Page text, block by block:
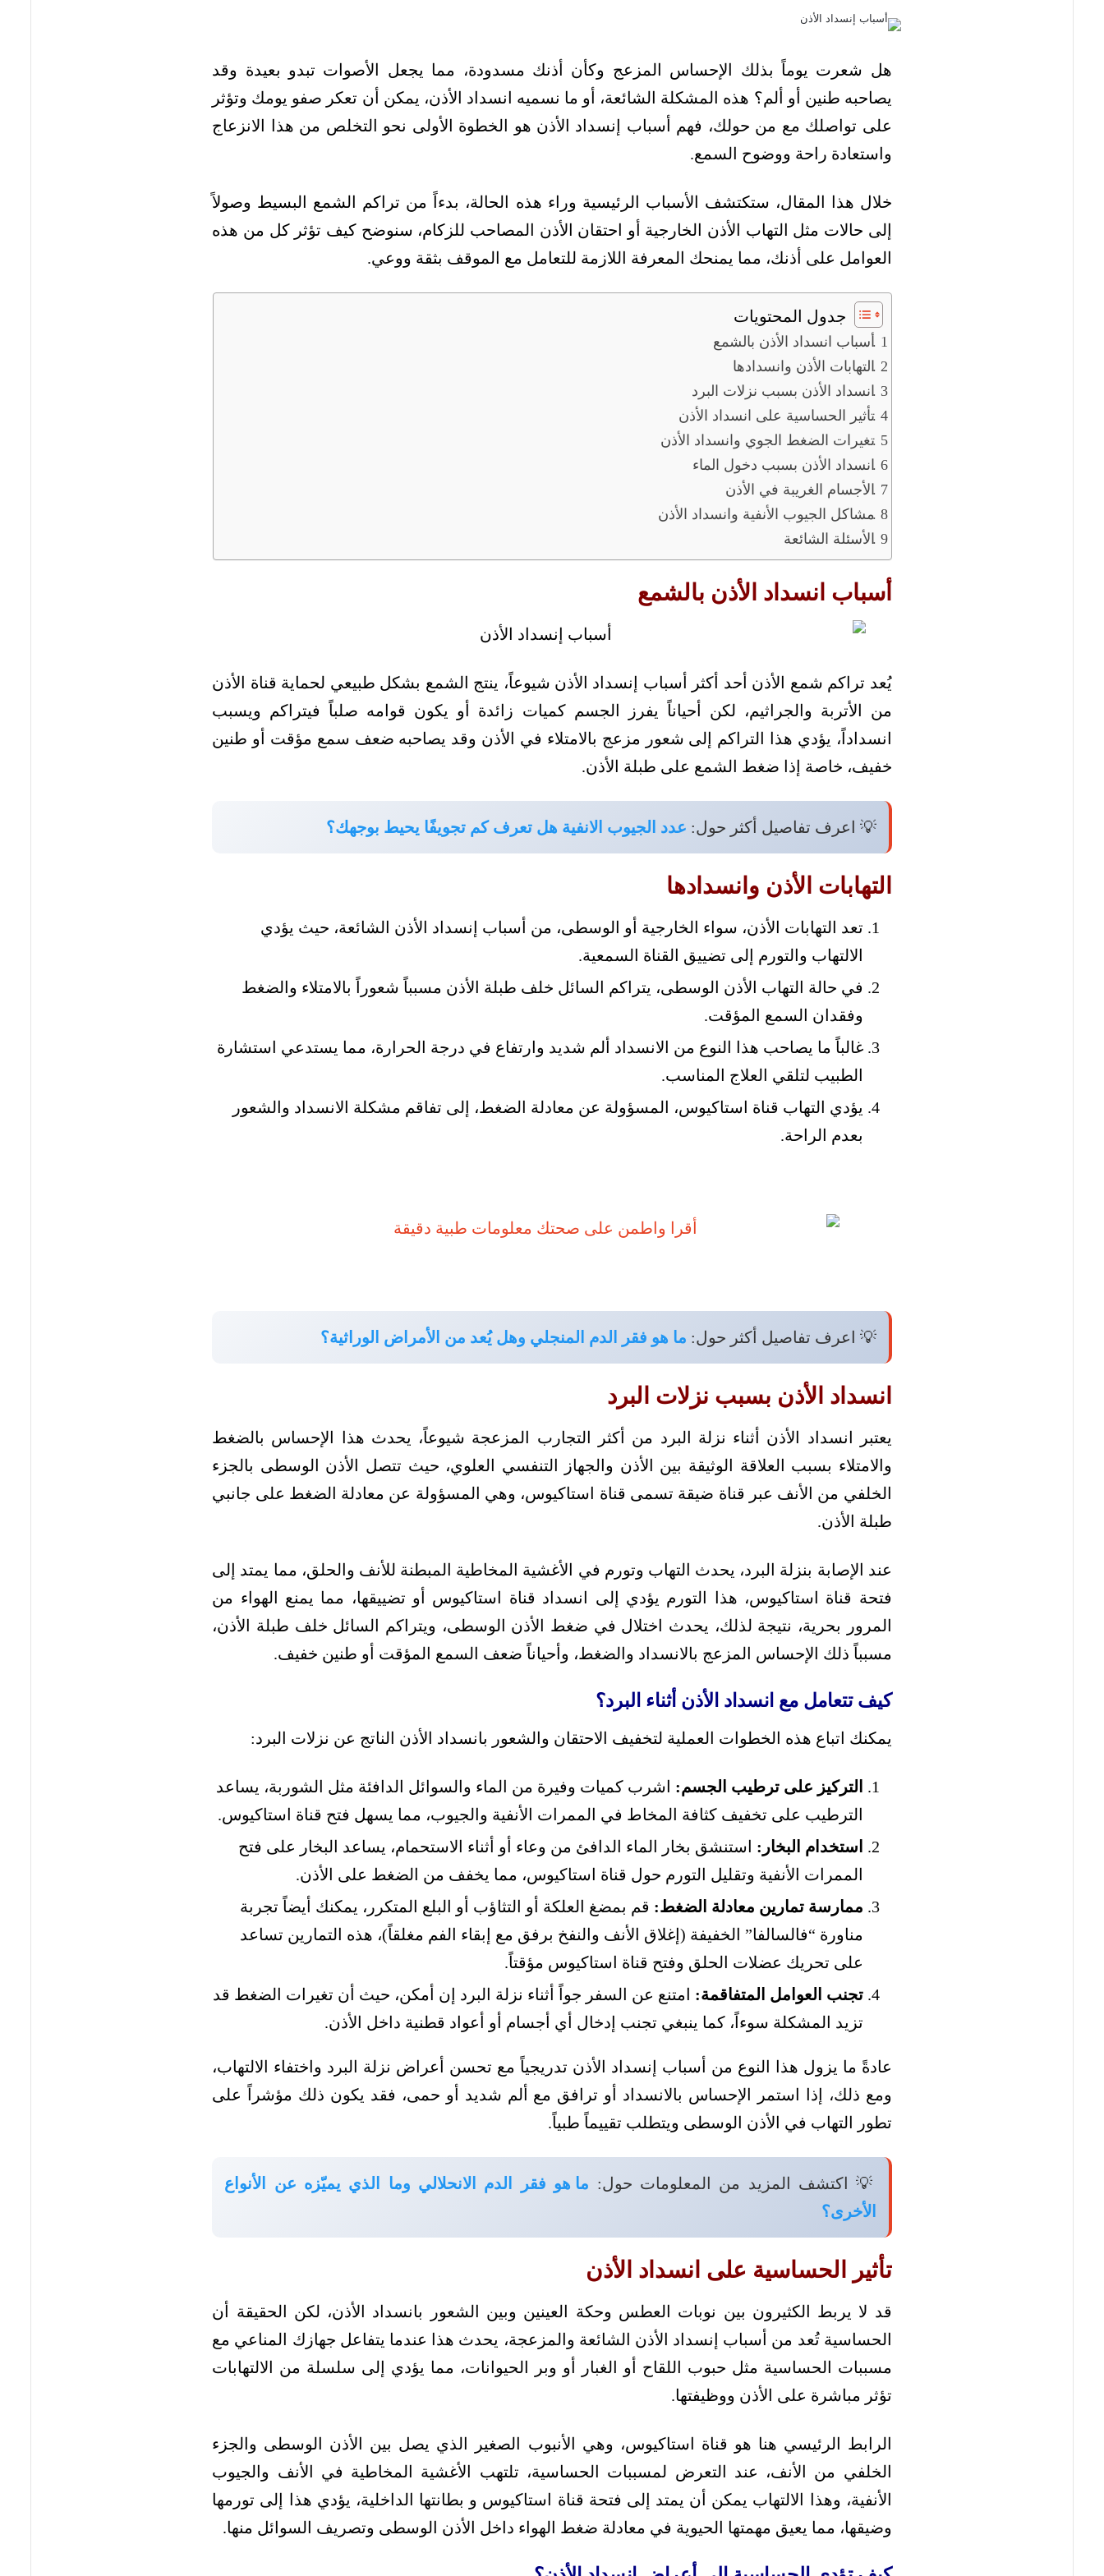
هل شعرت يوماً بذلك الإحساس المزعج وكأن أذنك مسدودة، مما يجعل الأصوات تبدو بعيدة وقد
يصاحبه طنين أو ألم؟ هذه المشكلة الشائعة، أو ما نسميه انسداد الأذن، يمكن أن تعكر صفو يومك وتؤثر
على تواصلك مع من حولك، فهم أسباب إنسداد الأذن هو الخطوة الأولى نحو التخلص من هذا الانزعاج
واستعادة راحة ووضوح السمع.
خلال هذا المقال، ستكتشف الأسباب الرئيسية وراء هذه الحالة، بدءاً من تراكم الشمع البسيط وصولاً
إلى حالات مثل التهاب الأذن الخارجية أو احتقان الأذن المصاحب للزكام، سنوضح كيف تؤثر كل من هذه
العوامل على أذنك، مما يمنحك المعرفة اللازمة للتعامل مع الموقف بثقة ووعي.
جدول المحتويات
أسباب انسداد الأذن بالشمع
التهابات الأذن وانسدادها
انسداد الأذن بسبب نزلات البرد
تأثير الحساسية على انسداد الأذن
تغيرات الضغط الجوي وانسداد الأذن
انسداد الأذن بسبب دخول الماء
الأجسام الغريبة في الأذن
مشاكل الجيوب الأنفية وانسداد الأذن
الأسئلة الشائعة
أسباب انسداد الأذن بالشمع
يُعد تراكم شمع الأذن أحد أكثر أسباب إنسداد الأذن شيوعاً، ينتج الشمع بشكل طبيعي لحماية قناة الأذن
من الأتربة والجراثيم، لكن أحياناً يفرز الجسم كميات زائدة أو يكون قوامه صلباً فيتراكم ويسبب
انسداداً، يؤدي هذا التراكم إلى شعور مزعج بالامتلاء في الأذن وقد يصاحبه ضعف سمع مؤقت أو طنين
خفيف، خاصة إذا ضغط الشمع على طبلة الأذن.
💡 اعرف تفاصيل أكثر حول: عدد الجيوب الانفية هل تعرف كم تجويفًا يحيط بوجهك؟
التهابات الأذن وانسدادها
تعد التهابات الأذن، سواء الخارجية أو الوسطى، من أسباب إنسداد الأذن الشائعة، حيث يؤدي
الالتهاب والتورم إلى تضييق القناة السمعية.
في حالة التهاب الأذن الوسطى، يتراكم السائل خلف طبلة الأذن مسبباً شعوراً بالامتلاء والضغط
وفقدان السمع المؤقت.
غالباً ما يصاحب هذا النوع من الانسداد ألم شديد وارتفاع في درجة الحرارة، مما يستدعي استشارة
الطبيب لتلقي العلاج المناسب.
يؤدي التهاب قناة استاكيوس، المسؤولة عن معادلة الضغط، إلى تفاقم مشكلة الانسداد والشعور
بعدم الراحة.
💡 اعرف تفاصيل أكثر حول: ما هو فقر الدم المنجلي وهل يُعد من الأمراض الوراثية؟
انسداد الأذن بسبب نزلات البرد
يعتبر انسداد الأذن أثناء نزلة البرد من أكثر التجارب المزعجة شيوعاً، يحدث هذا الإحساس بالضغط
والامتلاء بسبب العلاقة الوثيقة بين الأذن والجهاز التنفسي العلوي، حيث تتصل الأذن الوسطى بالجزء
الخلفي من الأنف عبر قناة ضيقة تسمى قناة استاكيوس، وهي المسؤولة عن معادلة الضغط على جانبي
طبلة الأذن.
عند الإصابة بنزلة البرد، يحدث التهاب وتورم في الأغشية المخاطية المبطنة للأنف والحلق، مما يمتد إلى
فتحة قناة استاكيوس، هذا التورم يؤدي إلى انسداد قناة استاكيوس أو تضييقها، مما يمنع الهواء من
المرور بحرية، نتيجة لذلك، يحدث اختلال في ضغط الأذن الوسطى، ويتراكم السائل خلف طبلة الأذن،
مسبباً ذلك الإحساس المزعج بالانسداد والضغط، وأحياناً ضعف السمع المؤقت أو طنين خفيف.
كيف تتعامل مع انسداد الأذن أثناء البرد؟
يمكنك اتباع هذه الخطوات العملية لتخفيف الاحتقان والشعور بانسداد الأذن الناتج عن نزلات البرد:
التركيز على ترطيب الجسم: اشرب كميات وفيرة من الماء والسوائل الدافئة مثل الشوربة، يساعد
الترطيب على تخفيف كثافة المخاط في الممرات الأنفية والجيوب، مما يسهل فتح قناة استاكيوس.
استخدام البخار: استنشق بخار الماء الدافئ من وعاء أو أثناء الاستحمام، يساعد البخار على فتح
الممرات الأنفية وتقليل التورم حول قناة استاكيوس، مما يخفف من الضغط على الأذن.
ممارسة تمارين معادلة الضغط: قم بمضغ العلكة أو التثاؤب أو البلع المتكرر، يمكنك أيضاً تجربة
مناورة “فالسالفا” الخفيفة (إغلاق الأنف والنفخ برفق مع إبقاء الفم مغلقاً)، هذه التمارين تساعد
على تحريك عضلات الحلق وفتح قناة استاكيوس مؤقتاً.
تجنب العوامل المتفاقمة: امتنع عن السفر جواً أثناء نزلة البرد إن أمكن، حيث أن تغيرات الضغط قد
تزيد المشكلة سوءاً، كما ينبغي تجنب إدخال أي أجسام أو أعواد قطنية داخل الأذن.
عادةً ما يزول هذا النوع من أسباب إنسداد الأذن تدريجياً مع تحسن أعراض نزلة البرد واختفاء الالتهاب،
ومع ذلك، إذا استمر الإحساس بالانسداد أو ترافق مع ألم شديد أو حمى، فقد يكون ذلك مؤشراً على
تطور التهاب في الأذن الوسطى ويتطلب تقييماً طبياً.
💡 اكتشف المزيد من المعلومات حول: ما هو فقر الدم الانحلالي وما الذي يميّزه عن الأنواع
الأخرى؟
تأثير الحساسية على انسداد الأذن
قد لا يربط الكثيرون بين نوبات العطس وحكة العينين وبين الشعور بانسداد الأذن، لكن الحقيقة أن
الحساسية تُعد من أسباب إنسداد الأذن الشائعة والمزعجة، يحدث هذا عندما يتفاعل جهازك المناعي مع
مسببات الحساسية مثل حبوب اللقاح أو الغبار أو وبر الحيوانات، مما يؤدي إلى سلسلة من الالتهابات
تؤثر مباشرة على الأذن ووظيفتها.
الرابط الرئيسي هنا هو قناة استاكيوس، وهي الأنبوب الصغير الذي يصل بين الأذن الوسطى والجزء
الخلفي من الأنف، عند التعرض لمسببات الحساسية، تلتهب الأغشية المخاطية في الأنف والجيوب
الأنفية، وهذا الالتهاب يمكن أن يمتد إلى فتحة قناة استاكيوس و بطانتها الداخلية، يؤدي هذا إلى تورمها
وضيقها، مما يعيق مهمتها الحيوية في معادلة ضغط الهواء داخل الأذن الوسطى وتصريف السوائل منها.